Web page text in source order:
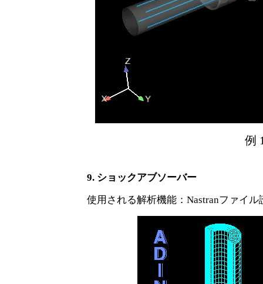
例
9. ショックアブソーバー
使用される解析機能： Nastranファイ